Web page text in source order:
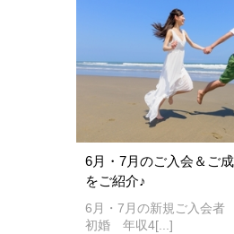
6月・7月のご入会＆ご
をご紹介♪
6月・7月の新規ご入会
初婚 年収4[...]